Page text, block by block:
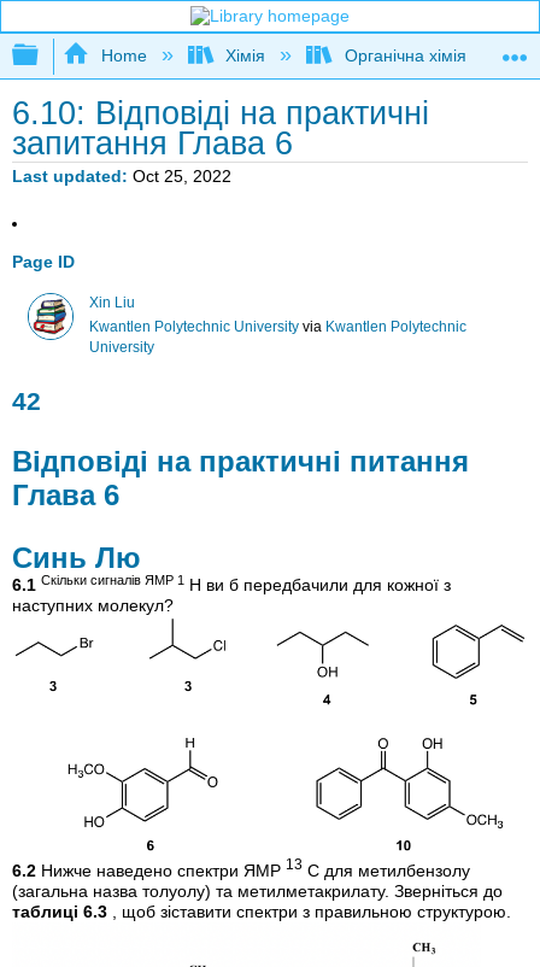
Expand/collapse global hierarchy
Home Хімія Органічна хімія
6.10: Відповіді на практичні
запитання Глава 6
Last updated Oct 25, 2022
Page ID
Xin Liu
Kwantlen Polytechnic Universityvia Kwantlen Polytechnic
University
42
Відповіді на практичні питання
Глава 6
Синь Лю
6.1 Скільки сигналів ЯМР 1 H ви б передбачили для кожної з
наступних молекул?
6.2 Нижче наведено спектри ЯМР 13 С для метилбензолу
(загальна назва толуолу) та метилметакрилату. Зверніться до
таблиці 6.3
, щоб зіставити спектри з правильною структурою.